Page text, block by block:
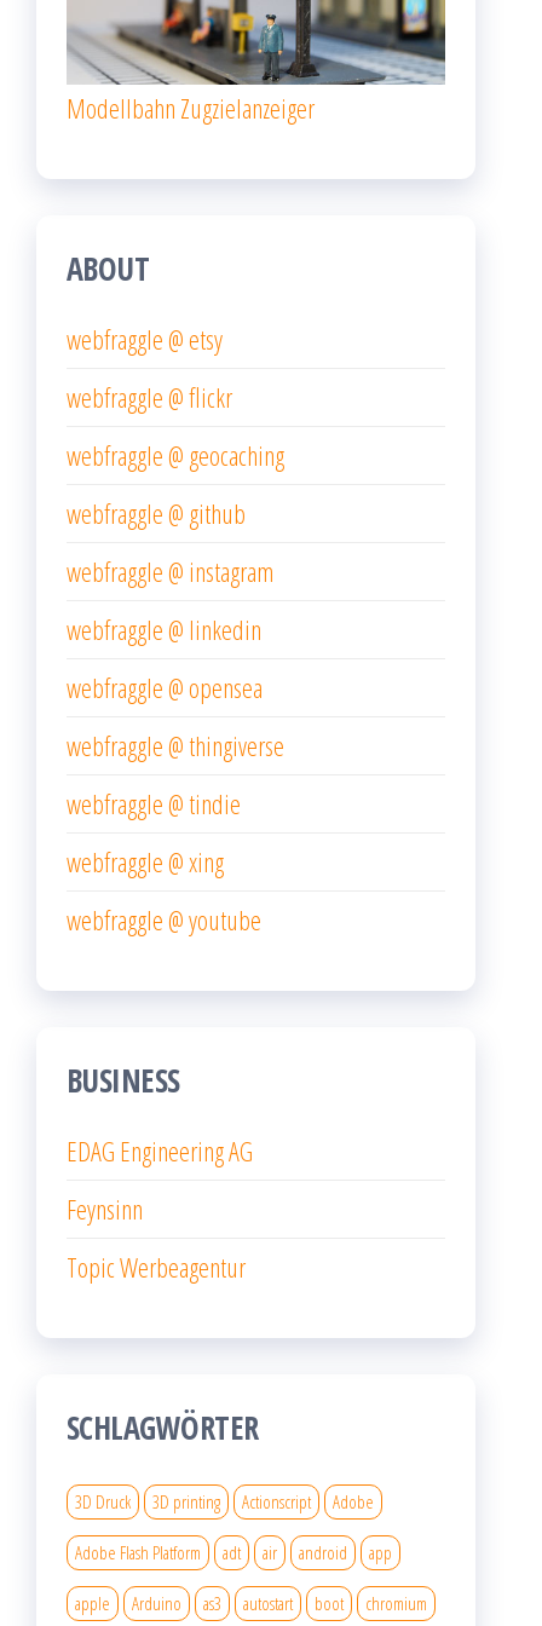
Modellbahn Zugzielanzeiger
ABOUT
webfraggle @ etsy
webfraggle @ flickr
webfraggle @ geocaching
webfraggle @ github
webfraggle @ instagram
webfraggle @ linkedin
webfraggle @ opensea
webfraggle @ thingiverse
webfraggle @ tindie
webfraggle @ xing
webfraggle @ youtube
BUSINESS
EDAG Engineering AG
Feynsinn
Topic Werbeagentur
SCHLAGWÖRTER
3D Druck 3D printing Actionscript Adobe
Adobe Flash Platform adt air android app
apple Arduino as3 autostart boot chromium